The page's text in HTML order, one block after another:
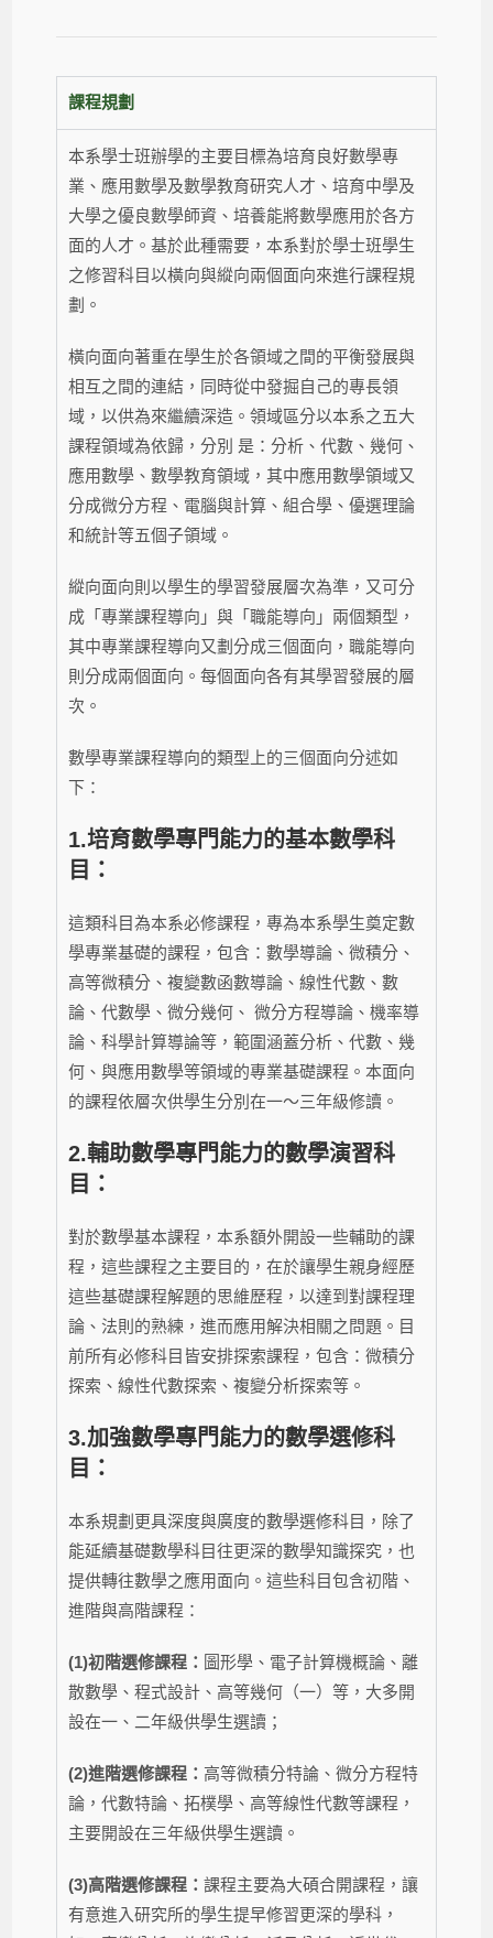
課程規劃
本系學士班辦學的主要目標為培育良好數學專
業、應用數學及數學教育研究人才、培育中學及
大學之優良數學師資、培養能將數學應用於各方
面的人才。基於此種需要，本系對於學士班學生
之修習科目以橫向與縱向兩個面向來進行課程規
劃。
橫向面向著重在學生於各領域之間的平衡發展與
相互之間的連結，同時從中發掘自己的專長領
域，以供為來繼續深造。領域區分以本系之五大
課程領域為依歸，分別 是：分析、代數、幾何、
應用數學、數學教育領域，其中應用數學領域又
分成微分方程、電腦與計算、組合學、優選理論
和統計等五個子領域。
縱向面向則以學生的學習發展層次為準，又可分
成「專業課程導向」與「職能導向」兩個類型，
其中專業課程導向又劃分成三個面向，職能導向
則分成兩個面向。每個面向各有其學習發展的層
次。
數學專業課程導向的類型上的三個面向分述如
下：
1.培育數學專門能力的基本數學科
目：
這類科目為本系必修課程，專為本系學生奠定數
學專業基礎的課程，包含：數學導論、微積分、
高等微積分、複變數函數導論、線性代數、數
論、代數學、微分幾何、 微分方程導論、機率導
論、科學計算導論等，範圍涵蓋分析、代數、幾
何、與應用數學等領域的專業基礎課程。本面向
的課程依層次供學生分別在一～三年級修讀。
2.輔助數學專門能力的數學演習科
目：
對於數學基本課程，本系額外開設一些輔助的課
程，這些課程之主要目的，在於讓學生親身經歷
這些基礎課程解題的思維歷程，以達到對課程理
論、法則的熟練，進而應用解決相關之問題。目
前所有必修科目皆安排探索課程，包含：微積分
探索、線性代數探索、複變分析探索等。
3.加強數學專門能力的數學選修科
目：
本系規劃更具深度與廣度的數學選修科目，除了
能延續基礎數學科目往更深的數學知識探究，也
提供轉往數學之應用面向。這些科目包含初階、
進階與高階課程：
(1)初階選修課程： 圖形學、電子計算機概論、離
散數學、程式設計、高等幾何（一）等，大多開
設在一、二年級供學生選讀；
(2)進階選修課程： 高等微積分特論、微分方程特
論，代數特論、拓樸學、高等線性代數等課程，
主要開設在三年級供學生選讀。
(3)高階選修課程：課程主要為大碩合開課程，讓
有意進入研究所的學生提早修習更深的學科，